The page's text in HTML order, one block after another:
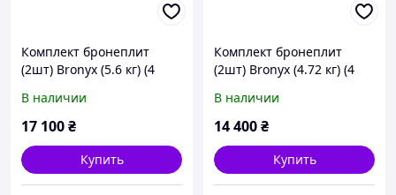
Комплект бронеплит
(2шт) Bronyx (5.6 кг) (4
В наличии
17 100₴
Купить
Комплект бронеплит
(2шт) Bronyx (4.72 кг) (4
В наличии
14 400₴
Купить